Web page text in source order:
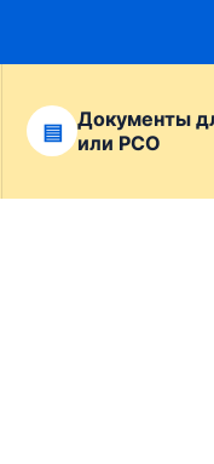
▤
Документы
или РСО